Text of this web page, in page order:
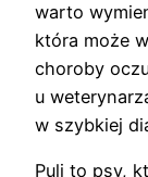
warto
która może
choroby
u
w szybkiej
Puli to psy,